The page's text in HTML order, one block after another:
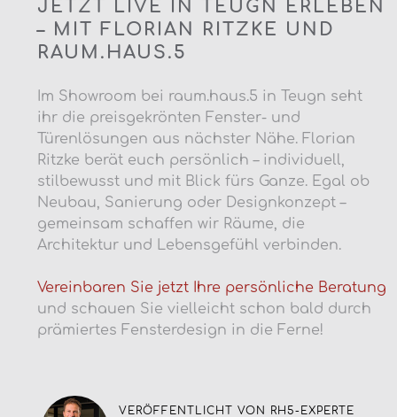
JETZT LIVE IN TEUGN ERLEBEN
– MIT FLORIAN RITZKE UND
RAUM.HAUS.5
Im Showroom bei raum.haus.5 in Teugn seht
ihr die preisgekrönten Fenster- und
Türenlösungen aus nächster Nähe. Florian
Ritzke berät euch persönlich – individuell,
stilbewusst und mit Blick fürs Ganze. Egal ob
Neubau, Sanierung oder Designkonzept –
gemeinsam schaffen wir Räume, die
Architektur und Lebensgefühl verbinden.
Vereinbaren Sie jetzt Ihre persönliche Beratung
und schauen Sie vielleicht schon bald durch
prämiertes Fensterdesign in die Ferne!
VERÖFFENTLICHT VON RH5-EXPERTE